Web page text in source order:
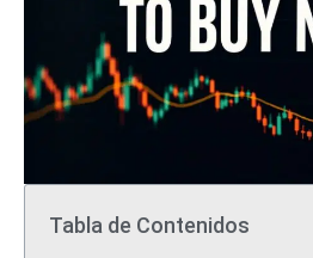
Tabla de Contenidos